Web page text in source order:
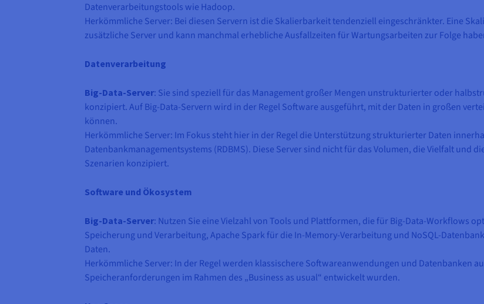
Datenverarbeitungstools wie Hadoop.
Herkömmliche Server: Bei diesen Servern ist die Skalierbarkeit tendenziell eingeschränkter. Eine
zusätzliche Server und kann manchmal erhebliche Ausfallzeiten für Wartungsarbeiten zur Folge
Datenverarbeitung
Big-Data-Server: Sie sind speziell für das Management großer Mengen unstrukturierter oder
konzipiert. Auf Big-Data-Servern wird in der Regel Software ausgeführt, mit der Daten in großen
können.
Herkömmliche Server: Im Fokus steht hier in der Regel die Unterstützung strukturierter Daten
Datenbankmanagementsystems (RDBMS). Diese Server sind nicht für das Volumen, die Vielfalt und
Szenarien konzipiert.
Software und Ökosystem
Big-Data-Server: Nutzen Sie eine Vielzahl von Tools und Plattformen, die für Big-Data-Workflows
Speicherung und Verarbeitung, Apache Spark für die In-Memory-Verarbeitung und NoSQL-
Daten.
Herkömmliche Server: In der Regel werden klassischere Softwareanwendungen und Datenbanken
Speicheranforderungen im Rahmen des „Business as usual“ entwickelt wurden.